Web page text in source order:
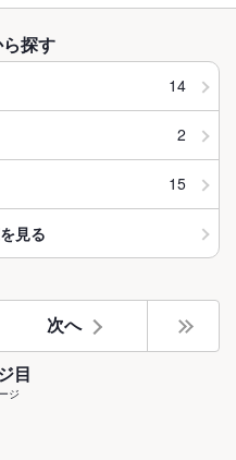
探す
14
2
15
見る
次へ
目
ジ